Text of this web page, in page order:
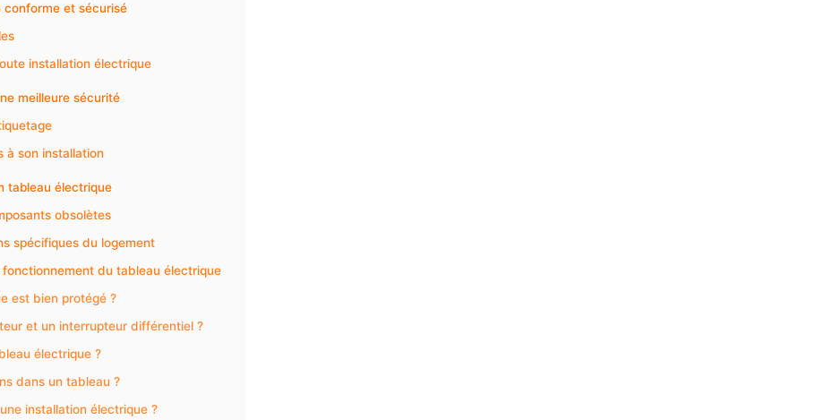
conforme et sécurisé
installation électrique
meilleure sécurité
à son installation
tableau électrique
obsolètes
spécifiques du logement
du tableau électrique
est bien protégé ?
et un interrupteur différentiel ?
électrique ?
dans un tableau ?
installation électrique ?